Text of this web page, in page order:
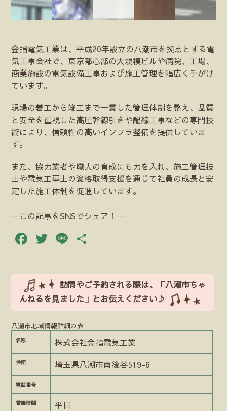
金指電気工業は、平成20年設立の八潮市を拠点とする電
気工事会社で、東京都心部の大規模ビルや病院、工場、
商業施設の電気設備工事および施工管理を幅広く手がけ
ています。
現場の着工から竣工まで一貫した管理体制を整え、品質
と安全を重視した高圧幹線引きや配線工事などの専門技
術により、信頼性の高いインフラ整備を提供していま
す。
また、協力業者や職人の育成にも力を入れ、施工管理技
士や電気工事士の資格取得支援を通じて社員の成長と安
定した施工体制を促進しています。
―この記事をSNSでシェア！―
Facebook
Twitter
Line
訪問やご予約される際は、「八潮市ちゃ
んねるを見ました」とお伝えください♪
八潮市地域情報詳細の表
名称 株式会社金指電気工業
住所 埼玉県八潮市南後谷519-6
電話番号
営業時間 平日